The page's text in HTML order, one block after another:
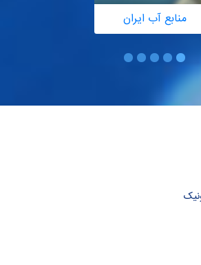
منابع آب ایران